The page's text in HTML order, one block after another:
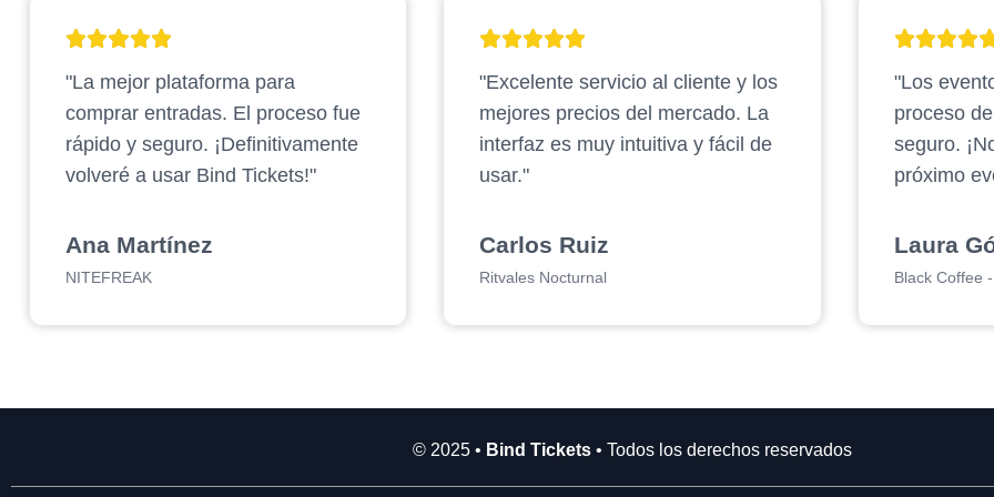
0
0
.
"La mejor plataforma para
comprar entradas. El proceso fue
rápido y seguro. ¡Definitivamente
volveré a usar Bind Tickets!"
Ana Martínez
NITEFREAK
"Excelente servicio al cliente y los
mejores precios del mercado. La
interfaz es muy intuitiva y fácil de
usar."
Carlos Ruiz
Ritvales Nocturnal
"Los
proceso
seguro.
próximo
Laura
Black Coffee
© 2025 • Bind Tickets • Todos los derechos reservados